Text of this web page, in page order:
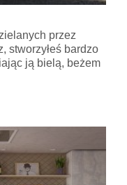
przez
stworzyłeś bardzo
ją bielą, beżem